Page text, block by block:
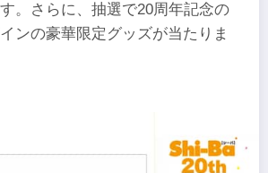
。さらに、​抽選で​20周年記念の​
ンの豪華限定グッズが当たりま